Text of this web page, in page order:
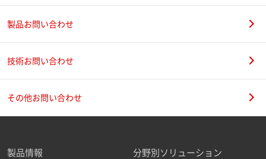
製品お問い合わせ
技術お問い合わせ
その他お問い合わせ
製品情報 分野別ソリューション